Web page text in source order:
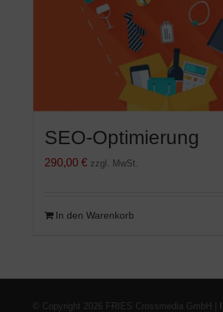
SEO-Optimierung
290,00 € zzgl. MwSt.
In den Warenkorb
© Copyright 2026 FRIES Crossmedia GmbH |